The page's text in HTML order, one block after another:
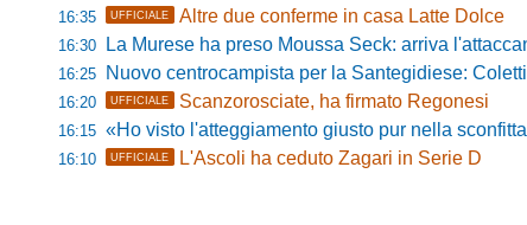
16:35 UFFICIALE Altre due conferme in casa Latte Dolce
16:30 La Murese ha preso Moussa Seck: arriva
16:25 Nuovo centrocampista per la Santegidiese: Coletti
16:20 UFFICIALE Scanzorosciate, ha firmato Regonesi
16:15 «Ho visto l'atteggiamento giusto pur nella sconfitta»: Birindelli promuove il Novara
16:10 UFFICIALE L'Ascoli ha ceduto Zagari in Serie D